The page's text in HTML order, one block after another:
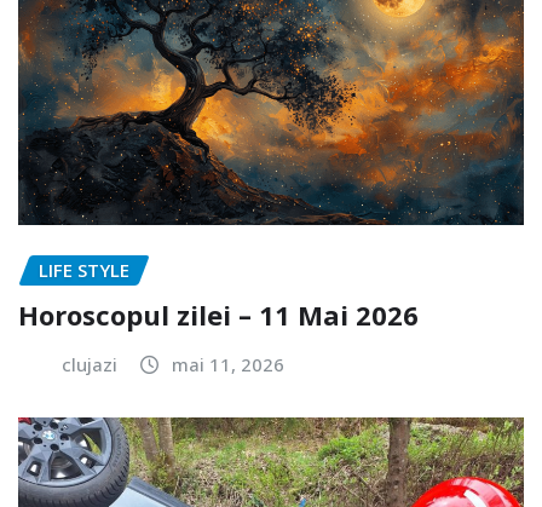
LIFE STYLE
Horoscopul zilei – 11 Mai 2026
clujazi mai 11, 2026